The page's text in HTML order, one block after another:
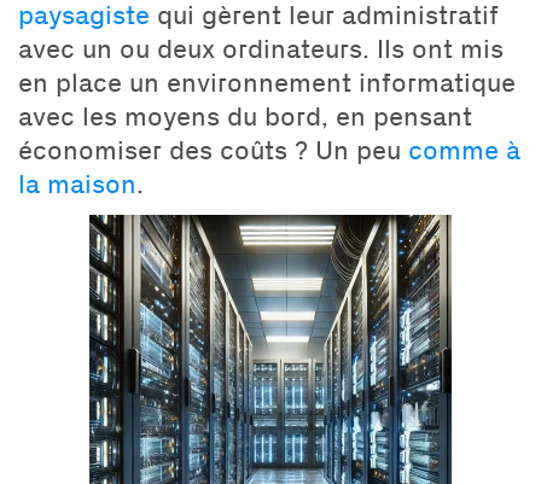
paysagiste qui gèrent leur administratif
avec un ou deux ordinateurs. Ils ont mis
en place un environnement informatique
avec les moyens du bord, en pensant
économiser des coûts ? Un peu comme à
la maison.